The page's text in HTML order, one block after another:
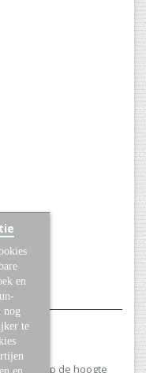
altijd op de hoogte
en
nog
te